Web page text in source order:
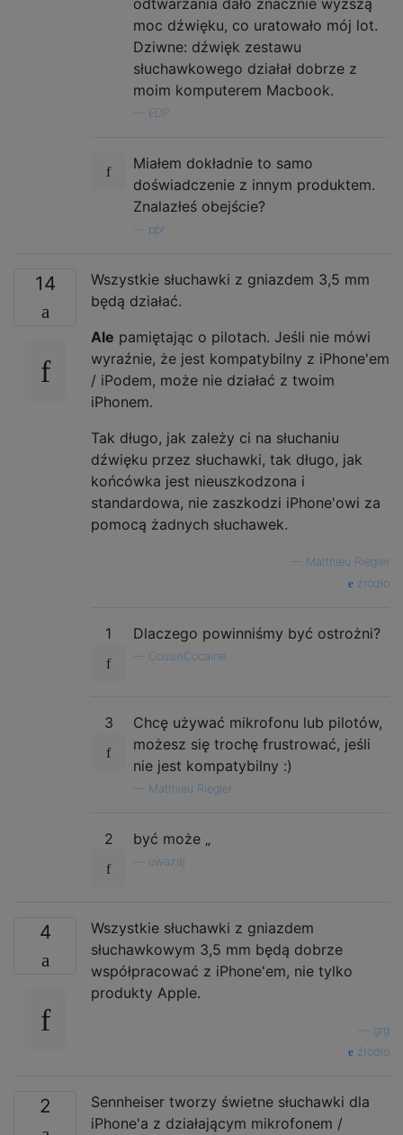
odtwarzania dało znacznie wyższą
moc dźwięku, co uratowało mój lot.
Dziwne: dźwięk zestawu
słuchawkowego działał dobrze z
moim komputerem Macbook.
EDP
Miałem dokładnie to samo
doświadczenie z innym produktem.
Znalazłeś obejście?
ppr
14
Wszystkie słuchawki z gniazdem 3,5 mm
będą działać.
Ale pamiętając o pilotach. Jeśli nie mówi
wyraźnie, że jest kompatybilny z iPhone'em
/ iPodem, może nie działać z twoim
iPhonem.
Tak długo, jak zależy ci na słuchaniu
dźwięku przez słuchawki, tak długo, jak
końcówka jest nieuszkodzona i
standardowa, nie zaszkodzi iPhone'owi za
pomocą żadnych słuchawek.
Matthieu Riegler
źródło
1 Dlaczego powinniśmy być ostrożni?
CousinCocaine
3
Chcę używać mikrofonu lub pilotów,
możesz się trochę frustrować, jeśli
nie jest kompatybilny :)
Matthieu Riegler
2 być może „
uważaj
4
Wszystkie słuchawki z gniazdem
słuchawkowym 3,5 mm będą dobrze
współpracować z iPhone'em, nie tylko
produkty Apple.
grg
źródło
2
Sennheiser tworzy świetne słuchawki dla
iPhone'a z działającym mikrofonem /